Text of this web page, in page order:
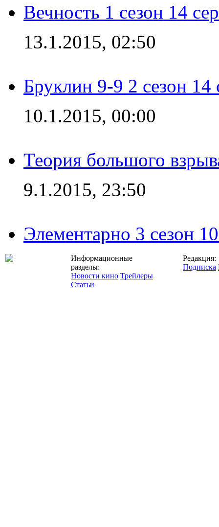
Вечность 1 сезон 14
13.1.2015, 02:50
Бруклин 9-9 2 сезон 14
10.1.2015, 00:00
Теория большого
9.1.2015, 23:50
Элементарно 3 сезон
Информационные
разделы:
Новости кино Трейлеры
Статьи
Редакция:
Подписка